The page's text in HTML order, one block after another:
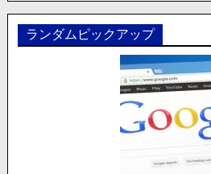
ランダムピックアップ